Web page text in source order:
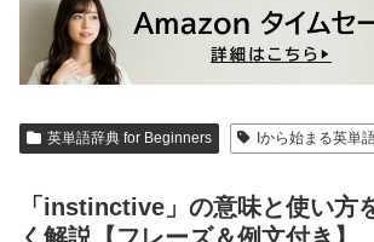
英単語辞典 for Beginners Iから始まる英単
「instinctive」の意味と使い方